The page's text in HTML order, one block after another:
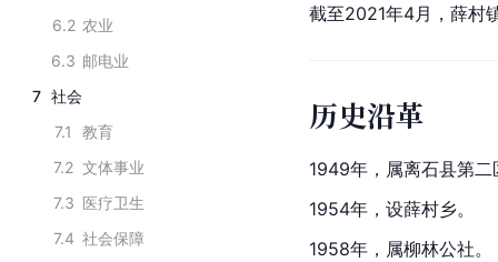
6.2 农业
6.3 邮电业
7 社会
7.1
教育
7.2 文体事业
7.3 医疗卫生
7.4 社会保障
截至2021年4月，薛村
历史沿革
1949年，属离石县第二
1954年，设薛村乡。
1958年，属柳林公社。